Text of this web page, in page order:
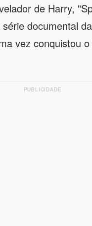
de Harry,
documental
vez conquistou
PUBLICIDADE